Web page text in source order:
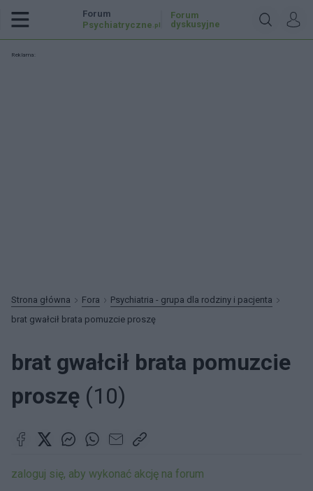
Forum
Psychiatryczne .pl
Forum
dyskusyjne
Reklama:
Strona główna Fora
Psychiatria - grupa dla rodziny i pacjenta
brat gwałcił brata pomuzcie proszę
brat gwałcił brata pomuzcie
proszę (10)
zaloguj się, aby wykonać akcję na forum